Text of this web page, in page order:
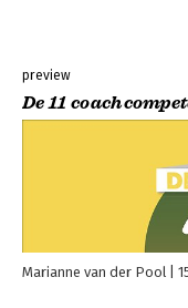
preview
De 11
Marianne van der Pool